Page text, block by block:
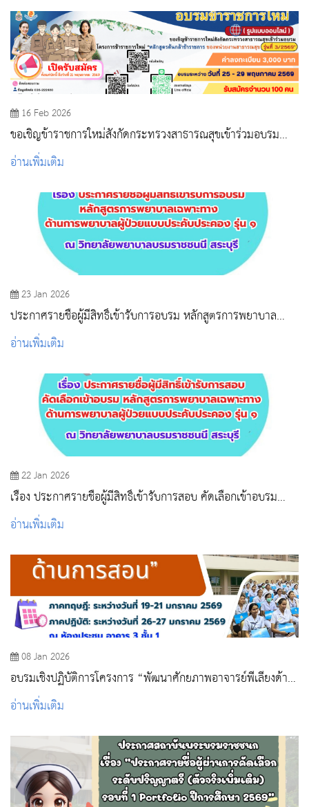
16 Feb 2026
ขอเชิญข้าราชการใหม่สังกัดกระทรวงสาธารณสุขเข้าร่วมอบรม
โครงการปฐมนิเทศข้าราชการใหม่ “หลักสูตรต้นกล้า
ข้าราชการ” รุ่นที่ 3/2569
อ่านเพิ่มเติม
23 Jan 2026
ประกาศรายชื่อผู้มีสิทธิ์เข้ารับการอบรม หลักสูตรการพยาบาล
อ่านเพิ่มเติม
22 Jan 2026
เรื่อง ประกาศรายชื่อผู้มีสิทธิ์เข้ารับการสอบ คัดเลือกเข้าอบรม
หลักสูตรการพยาบาลเฉพาะทาง ด้านการพยาบาลผู้ป่วยแบบประ
คับประคอง รุ่น ๑
อ่านเพิ่มเติม
08 Jan 2026
อบรมเชิงปฏิบัติการโครงการ “พัฒนาศักยภาพอาจารย์พี่เลี้ยงด้าน
การสอน”
อ่านเพิ่มเติม